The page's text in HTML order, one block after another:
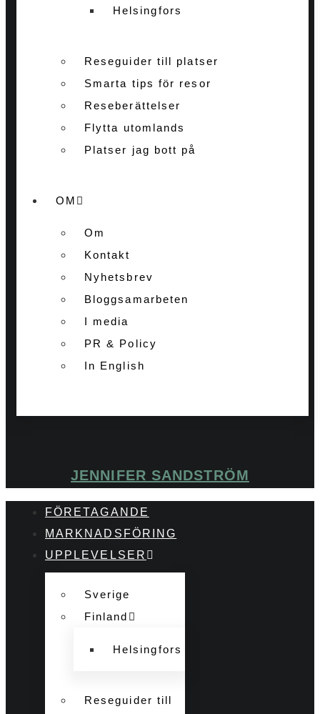
Helsingfors
Reseguider till platser
Smarta tips för resor
Reseberättelser
Flytta utomlands
Platser jag bott på
OM
Om
Kontakt
Nyhetsbrev
Bloggsamarbeten
I media
PR & Policy
In English
JENNIFER SANDSTRÖM
FÖRETAGANDE
MARKNADSFÖRING
UPPLEVELSER
Sverige
Finland
Helsingfors
Reseguider till